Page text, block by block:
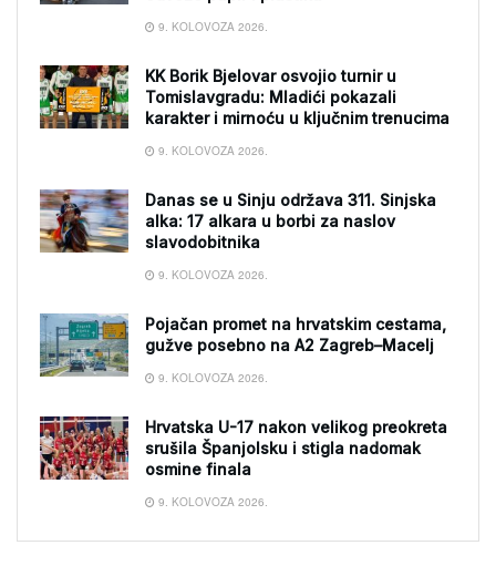
9. KOLOVOZA 2026.
KK Borik Bjelovar osvojio turnir u
Tomislavgradu: Mladići pokazali
karakter i mirnoću u ključnim trenucima
9. KOLOVOZA 2026.
Danas se u Sinju održava 311. Sinjska
alka: 17 alkara u borbi za naslov
slavodobitnika
9. KOLOVOZA 2026.
Pojačan promet na hrvatskim cestama,
gužve posebno na A2 Zagreb–Macelj
9. KOLOVOZA 2026.
Hrvatska U-17 nakon velikog preokreta
srušila Španjolsku i stigla nadomak
osmine finala
9. KOLOVOZA 2026.